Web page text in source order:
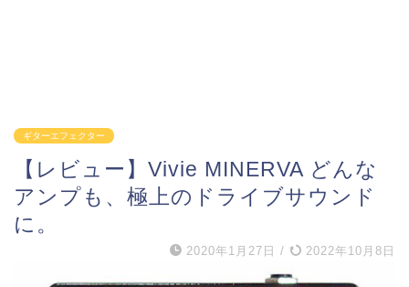
ギターエフェクター
【レビュー】Vivie MINERVA どんな
アンプも、極上のドライブサウンド
に。
2020年1月27日 / 2022年10月8日